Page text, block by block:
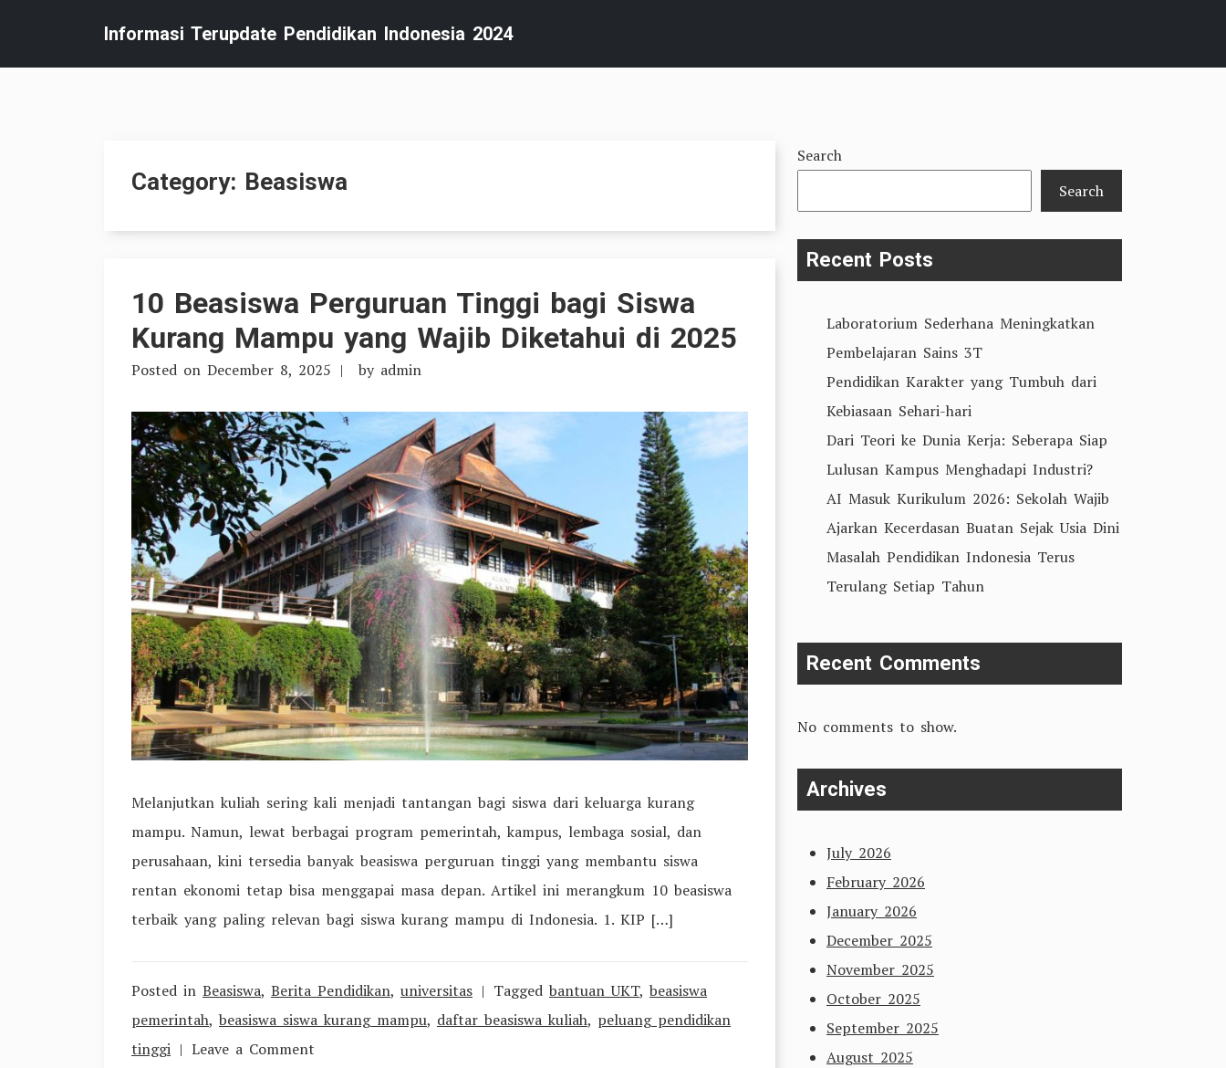
content
Informasi Terupdate Pendidikan Indonesia 2024
Category: Beasiswa
10 Beasiswa Perguruan Tinggi bagi Siswa
Kurang Mampu yang Wajib Diketahui di 2025
Posted on December 8, 2025 by admin
Melanjutkan kuliah sering kali menjadi tantangan bagi siswa dari keluarga kurang
mampu. Namun, lewat berbagai program pemerintah, kampus, lembaga sosial, dan
perusahaan, kini tersedia banyak beasiswa perguruan tinggi yang membantu siswa
rentan ekonomi tetap bisa menggapai masa depan. Artikel ini merangkum 10 beasiswa
terbaik yang paling relevan bagi siswa kurang mampu di Indonesia. 1. KIP […]
Posted in Beasiswa, Berita Pendidikan, universitas Tagged bantuan UKT, beasiswa
pemerintah, beasiswa siswa kurang mampu, daftar beasiswa kuliah, peluang pendidikan
tinggi
Leave a Comment
Search
Search
Recent Posts
Laboratorium Sederhana Meningkatkan
Pembelajaran Sains 3T
Pendidikan Karakter yang Tumbuh dari
Kebiasaan Sehari-hari
Dari Teori ke Dunia Kerja: Seberapa Siap
Lulusan Kampus Menghadapi Industri?
AI Masuk Kurikulum 2026: Sekolah Wajib
Ajarkan Kecerdasan Buatan Sejak Usia Dini
Masalah Pendidikan Indonesia Terus
Terulang Setiap Tahun
Recent Comments
No comments to show.
Archives
July 2026
February 2026
January 2026
December 2025
November 2025
October 2025
September 2025
August 2025